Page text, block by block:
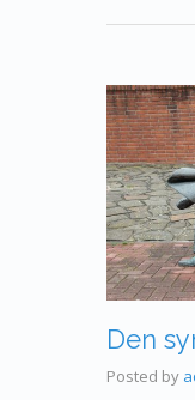
Den
Posted by